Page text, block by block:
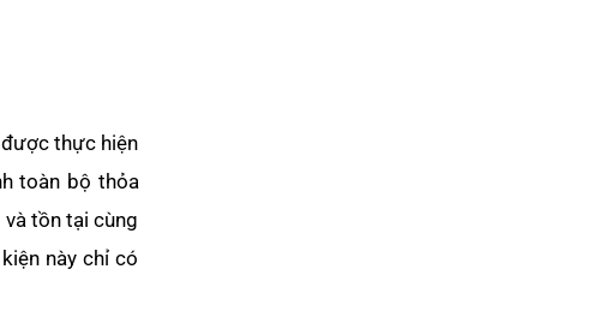
thực hiện
toàn bộ thỏa
tồn tại cùng
này chỉ có